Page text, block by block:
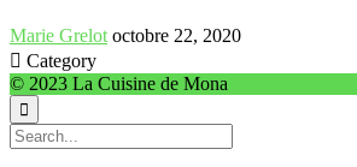
Marie Grelot octobre 22, 2020
 Category
© 2023 La Cuisine de Mona
